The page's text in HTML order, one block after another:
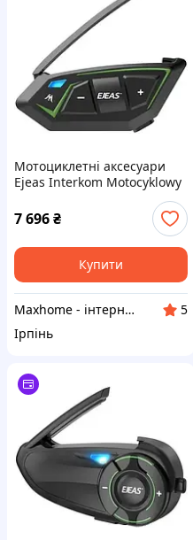
Мотоциклетні аксесуари
Ejeas Interkom Motocyklowy
7 696₴
Купити
Maxhome - інтернет магазин
5
Ірпінь